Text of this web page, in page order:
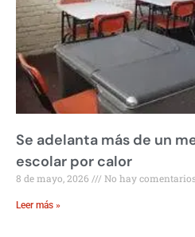
Se adelanta más de un
escolar por calor
8 de mayo, 2026 No hay
Leer más »